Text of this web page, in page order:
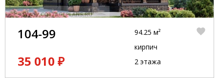
104-99
35 010 ₽
94.25 м²
кирпич
2 этажа